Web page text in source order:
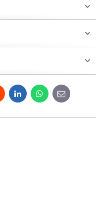
LinkedInWhatsApp
E-
mail